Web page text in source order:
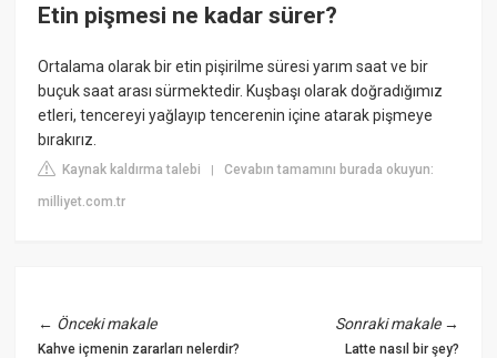
Etin pişmesi ne kadar sürer?
Ortalama olarak bir etin pişirilme süresi yarım saat ve bir
buçuk saat arası sürmektedir. Kuşbaşı olarak doğradığımız
etleri, tencereyi yağlayıp tencerenin içine atarak pişmeye
bırakırız.
Kaynak kaldırma talebi |Cevabın tamamını burada okuyun:
milliyet.com.tr
← Önceki makale
Kahve içmenin zararları nelerdir?
Sonraki makale→
Latte nasıl bir şey?